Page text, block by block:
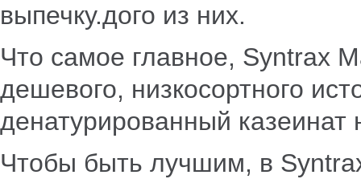
выпечку.дого из них.
Что самое главное, Syntrax
дешевого, низкосортного
денатурированный казеинат
Чтобы быть лучшим, в